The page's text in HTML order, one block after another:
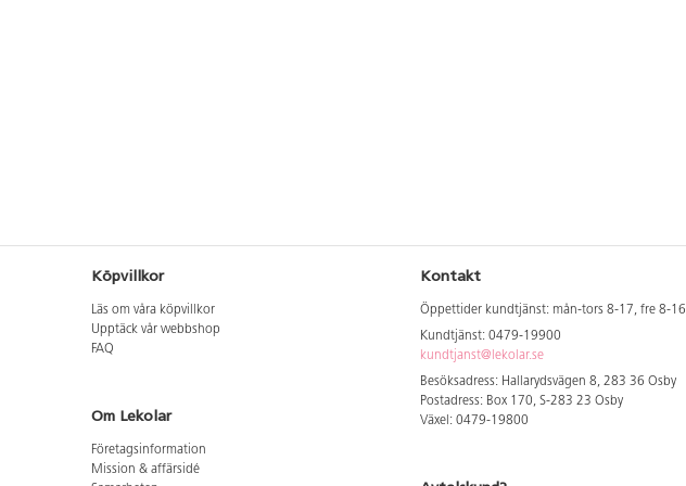
Köpvillkor
Läs om våra köpvillkor
Upptäck vår webbshop
FAQ
Om Lekolar
Företagsinformation
Mission & affärsidé
Kontakt
Öppettider kundtjänst: mån-tors 8-17, fre 8-16
Kundtjänst: 0479-19900
kundtjanst@lekolar.se
Besöksadress: Hallarydsvägen 8, 283 36 Osby
Postadress: Box 170, S-283 23 Osby
Växel: 0479-19800